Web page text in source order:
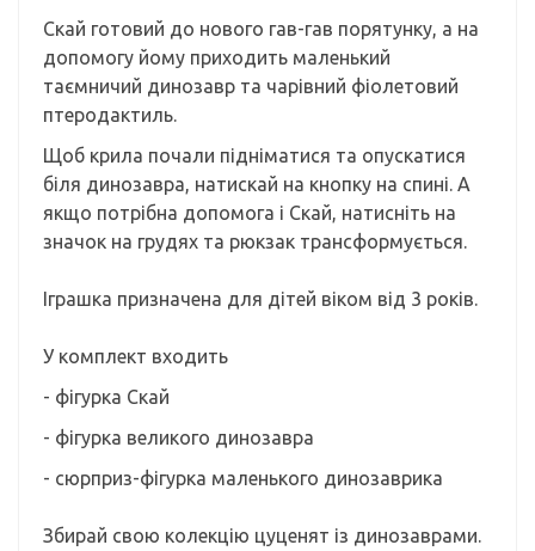
Скай готовий до нового гав-гав порятунку, а на
допомогу йому приходить маленький
таємничий динозавр та чарівний фіолетовий
птеродактиль.
Щоб крила почали підніматися та опускатися
біля динозавра, натискай на кнопку на спині. А
якщо потрібна допомога і Скай, натисніть на
значок на грудях та рюкзак трансформується.
Іграшка призначена для дітей віком від 3 років.
У комплект входить
- фігурка Скай
- фігурка великого динозавра
- сюрприз-фігурка маленького динозаврика
Збирай свою колекцію цуценят із динозаврами.